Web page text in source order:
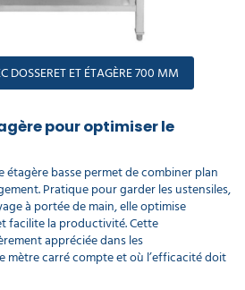
DOSSERET ET ÉTAGÈRE 700 MM
pour optimiser le
étagère basse permet de combiner plan
Pratique pour garder les ustensiles,
à portée de main, elle optimise
facilite la productivité. Cette
appréciée dans les
mètre carré compte et où l’efficacité doit